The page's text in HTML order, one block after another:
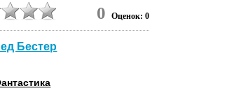
0 Оценок: 0
Бестер